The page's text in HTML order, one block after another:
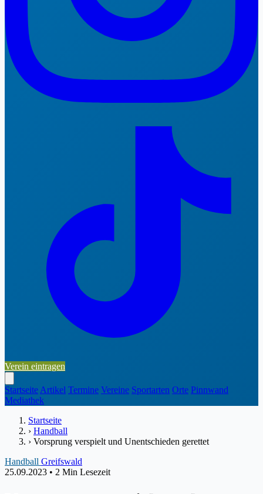
Verein eintragen
Startseite Artikel Termine Vereine Sportarten Orte Pinnwand
Mediathek
Startseite
› Handball
› Vorsprung verspielt und Unentschieden gerettet
Handball Greifswald
25.09.2023 • 2 Min Lesezeit